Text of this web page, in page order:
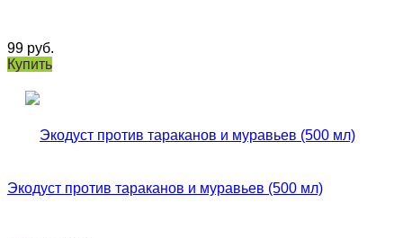
99 руб.
Купить
Экодуст против тараканов и муравьев (500 мл)